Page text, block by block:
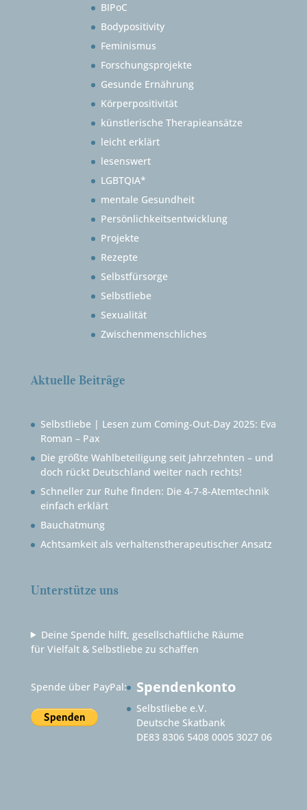
BIPoC
Bodypositivity
Feminismus
Forschungsprojekte
Gesunde Ernährung
Körperpositivität
künstlerische Therapieansätze
leicht erklärt
lesenswert
LGBTQIA*
mentale Gesundheit
Persönlichkeitsentwicklung
Projekte
Rezepte
Selbstfürsorge
Selbstliebe
Sexualität
Zwischenmenschliches
Aktuelle Beiträge
Selbstliebe | Lesen zum Coming-Out-Day 2025: Eva
Roman – Pax
Die größte Wahlbeteiligung seit Jahrzehnten – und
doch rückt Deutschland weiter nach rechts!
Schneller zur Ruhe finden: Die 4-7-8-Atemtechnik
einfach erklärt
Bauchatmung
Achtsamkeit als verhaltenstherapeutischer Ansatz
Unterstütze uns
Deine Spende hilft, gesellschaftliche Räume
für Vielfalt & Selbstliebe zu schaffen
Spende über PayPal: Spendenkonto
Selbstliebe e.V.
Deutsche Skatbank
DE83 8306 5408 0005 3027 06